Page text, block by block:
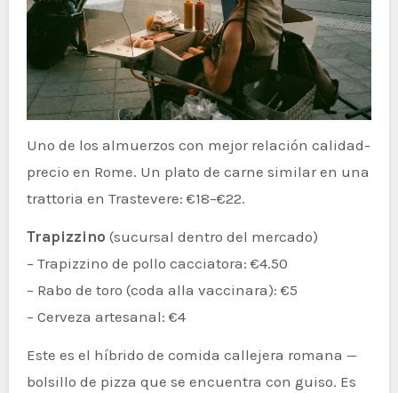
Uno de los almuerzos con mejor relación calidad-
precio en Rome. Un plato de carne similar en una
trattoria en Trastevere: €18–€22.
Trapizzino (sucursal dentro del mercado)
– Trapizzino de pollo cacciatora: €4.50
– Rabo de toro (coda alla vaccinara): €5
– Cerveza artesanal: €4
Este es el híbrido de comida callejera romana —
bolsillo de pizza que se encuentra con guiso. Es